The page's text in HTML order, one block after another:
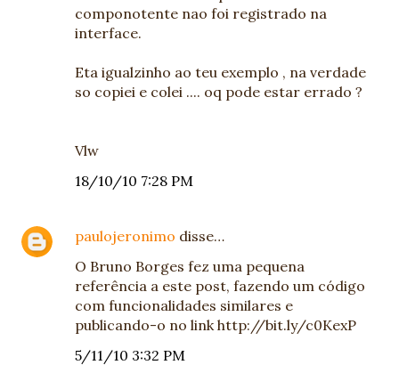
componotente nao foi registrado na
interface.
Eta igualzinho ao teu exemplo , na verdade
so copiei e colei .... oq pode estar errado ?
Vlw
18/10/10 7:28 PM
paulojeronimo disse…
O Bruno Borges fez uma pequena
referência a este post, fazendo um código
com funcionalidades similares e
publicando-o no link http://bit.ly/c0KexP
5/11/10 3:32 PM